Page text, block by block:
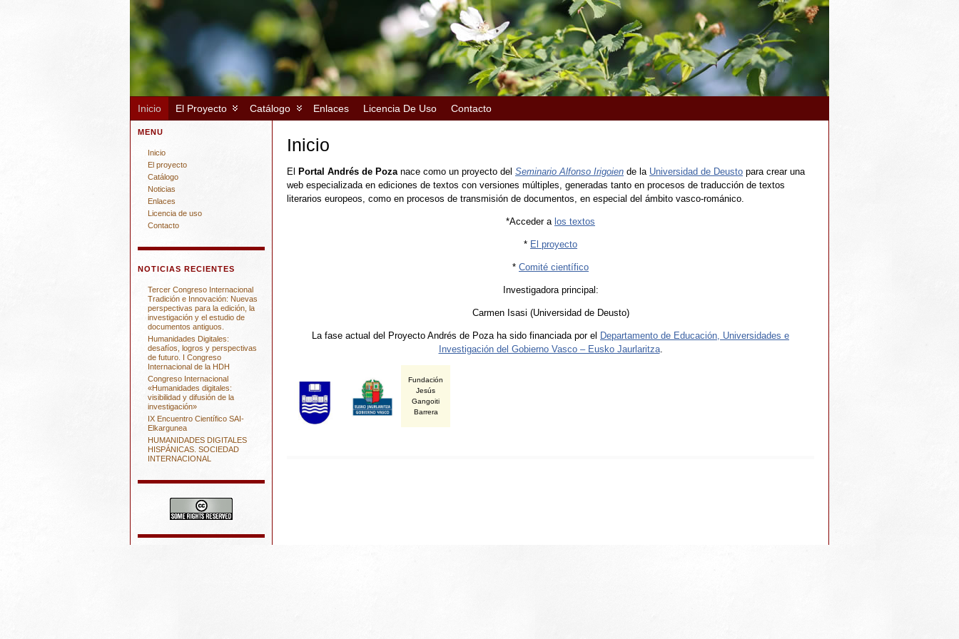
Inicio El Proyecto Catálogo Enlaces Licencia De Uso Contacto
MENU
Inicio
El proyecto
Catálogo
Noticias
Enlaces
Licencia de uso
Contacto
NOTICIAS RECIENTES
Tercer Congreso Internacional
Tradición e Innovación: Nuevas
perspectivas para la edición, la
investigación y el estudio de
documentos antiguos.
Humanidades Digitales:
desafíos, logros y perspectivas
de futuro. I Congreso
Internacional de la HDH
Congreso Internacional
«Humanidades digitales:
visibilidad y difusión de la
investigación»
IX Encuentro Científico SAI-
Elkargunea
HUMANIDADES DIGITALES
HISPÁNICAS. SOCIEDAD
INTERNACIONAL
Inicio
El Portal Andrés de Pozanace como un proyecto del Seminario Alfonso Irigoien de la Universidad de Deusto para crear una
web especializada en ediciones de textos con versiones múltiples, generadas tanto en procesos de traducción de textos
literarios europeos, como en procesos de transmisión de documentos, en especial del ámbito vasco-románico.
*Acceder a los textos
* El proyecto
* Comité científico
Investigadora principal:
Carmen Isasi (Universidad de Deusto)
La fase actual del Proyecto Andrés de Poza ha sido financiada por el Departamento de Educación, Universidades e
Investigación del Gobierno Vasco – Eusko Jaurlaritza.
Fundación
Jesús
Gangoiti
Barrera